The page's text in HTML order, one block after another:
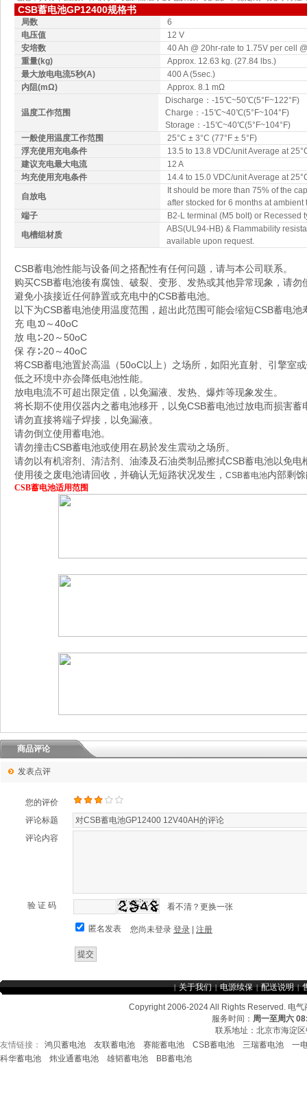
CSB蓄电池GP12400规格书
局数
6
电压值
12 V
安培数
40 Ah @ 20hr-rate to 1.75V per cell
重量(kg)
Approx. 12.63 kg. (27.84 lbs.)
最大放电电流5秒(A)
400 A (5sec.)
内阻(mΩ)
Approx. 8.1 mΩ
温度工作范围
Discharge：-15℃~50℃(5°F~122°F)
Charge：-15℃~40℃(5°F~104°F)
Storage：-15℃~40℃(5°F~104°F)
一般使用温度工作范围
25°C ± 3°C (77°F ± 5°F)
浮充使用充电条件
13.5 to 13.8 VDC/unit Average at
建议充电最大电流
12 A
均充使用充电条件
14.4 to 15.0 VDC/unit Average at
自放电
It should be more than 75% of the
after stocked for 6 months at
端子
B2-L terminal (M5 bolt) or Recessed
电槽组材质
ABS(UL94-HB) & Flammability
available upon request.
CSB蓄电池性能与设备间之搭配性有任何问题，请与本公司联系。
购买CSB蓄电池後有腐蚀、破裂、变形、发热或其他异常现象，请
避免小孩接近任何静置或充电中的CSB蓄电池。
以下为CSB蓄电池使用温度范围，超出此范围可能会缩短CSB蓄电池
充 电∶0～40oC
放 电∶-20～50oC
保 存∶-20～40oC
将CSB蓄电池置於高温（50oC以上）之场所，如阳光直射、引擎室
低之环境中亦会降低电池性能。
放电电流不可超出限定值，以免漏液、发热、爆炸等现象发生。
将长期不使用仪器内之蓄电池移开，以免CSB蓄电池过放电而损害蓄
请勿直接将端子焊接，以免漏液。
请勿倒立使用蓄电池。
请勿撞击CSB蓄电池或使用在易於发生震动之场所。
请勿以有机溶剂、清洁剂、油漆及石油类制品擦拭CSB蓄电池以免电
使用後之废电池请回收，并确认无短路状况发生， CSB蓄电池内部剩
CSB蓄电池适用范围
商品评论
发表点评
您的评价
评论标题
评论内容
验 证 码 看不清？更换一张
匿名发表 您尚未登录 登录 注册
Copyright 2006-2024 All Rights Reserved. 电
服务时间： 周一至周六
联系地址：北京市海淀
友情链接： CSB蓄电池 鸿贝蓄电池 赛能蓄
|关于我们 |电源续保 |配送说明 |
友情链接： 鸿贝蓄电池 友联蓄电池 赛能蓄电池 CSB蓄电池 三瑞蓄电池
一
科华蓄电池
炜业通蓄电池 雄韬蓄电池 BB蓄电池